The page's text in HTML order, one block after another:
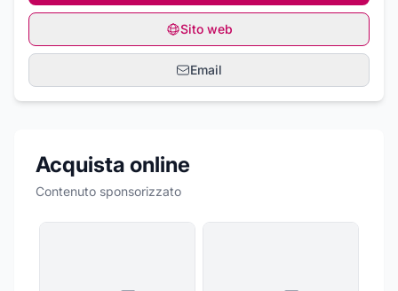
Sito web
Email
Acquista online
Contenuto sponsorizzato